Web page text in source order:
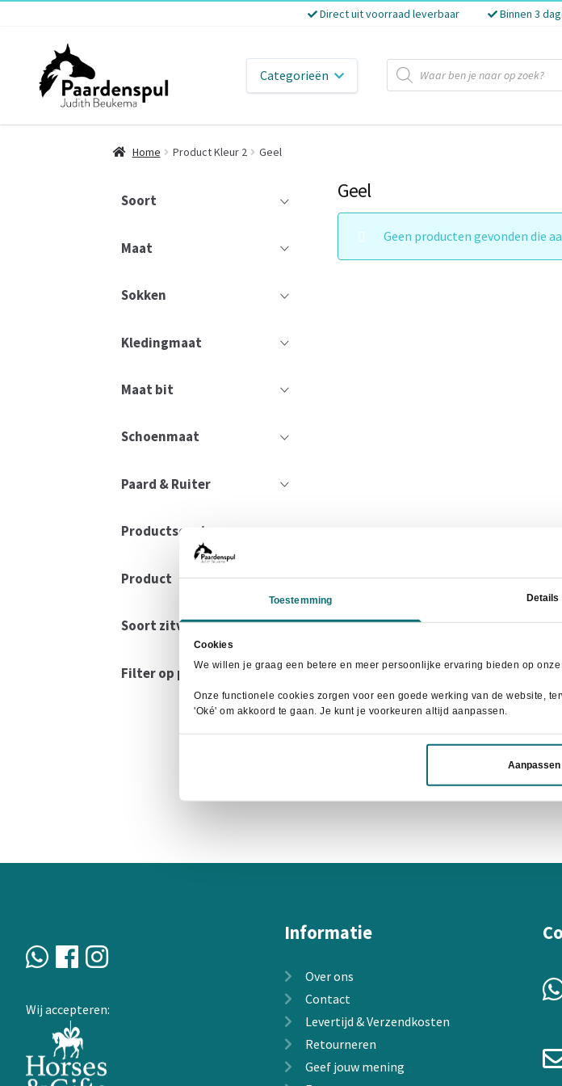
Toestemming Details
Cookies
We willen je graag een betere en meer persoonlijke ervaring bieden op
Onze functionele cookies zorgen voor een goede werking van de website,
'Oké' om akkoord te gaan. Je kunt je voorkeuren altijd aanpassen.
Aanpassen
Direct uit voorraad leverbaar Binnen 3
Categorieën
Producten
zoeken
Home Product Kleur 2 Geel
Geel
Geen producten gevonden die
Soort
Maat
Sokken
Kledingmaat
Maat bit
Schoenmaat
Paard & Ruiter
Productsoort
Product
Soort zitvlak
Filter op prijs
Wij accepteren:
Informatie
Over ons
Contact
Levertijd & Verzendkosten
Retourneren
Geef jouw mening